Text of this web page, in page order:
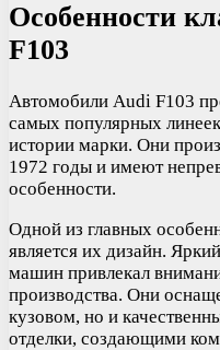
Особенности
F103
Автомобили Audi F103
самых популярных
истории марки. Они
1972 годы и имеют
особенности.
Одной из главных
является их дизайн.
машин привлекал
производства. Они
кузовом, но и
отделки, создающими